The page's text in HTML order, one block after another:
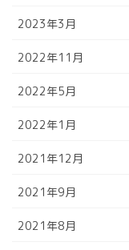
2023年3月
2022年11月
2022年5月
2022年1月
2021年12月
2021年9月
2021年8月